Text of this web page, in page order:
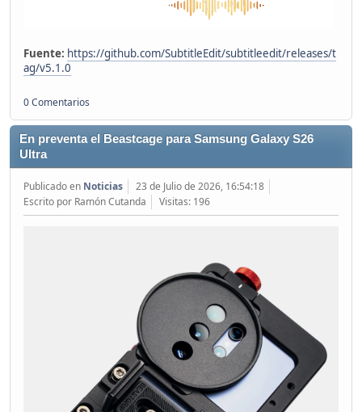
Fuente: https://github.com/SubtitleEdit/subtitleedit/releases/t
ag/v5.1.0
0 Comentarios
En preventa el Beastcage para Samsung Galaxy S26
Ultra
Publicado en Noticias
23 de Julio de 2026, 16:54:18
Escrito por Ramón Cutanda
Visitas: 196